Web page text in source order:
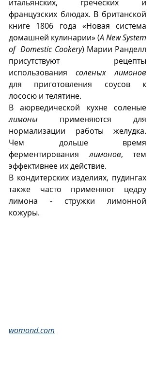
итальянских, греческих и
французских блюдах. В британской
книге 1806 года «Новая система
домашней кулинарии» (A New System
of  Domestic Cookery) Марии Ранделл
присутствуют рецепты
использования соленых лимонов
для приготовления соусов к
лососю и телятине.
лимоны применяются для
нормализации работы желудка.
Чем дольше время
ферментирования лимонов, тем
эффективнее их действие.
В кондитерских изделиях, пудингах
также часто применяют цедру
лимона - стружки лимонной
кожуры.
womond.com